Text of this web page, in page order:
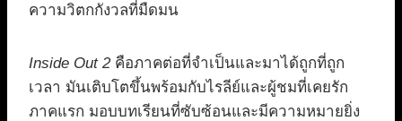
ความวิตกกังวลที่มืดมน
Inside Out 2คือภาคต่อที่จำเป็นและมาได้ถูกที่ถูก
เวลา มันเติบโตขึ้นพร้อมกับไรลีย์และผู้ชมที่เคยรัก
ภาคแรก มอบบทเรียนที่ซับซ้อนและมีความหมายยิ่ง